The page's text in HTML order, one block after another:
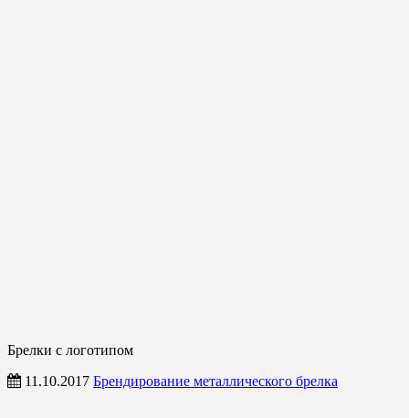
Брелки с логотипом
11.10.2017 Брендирование металлического брелка